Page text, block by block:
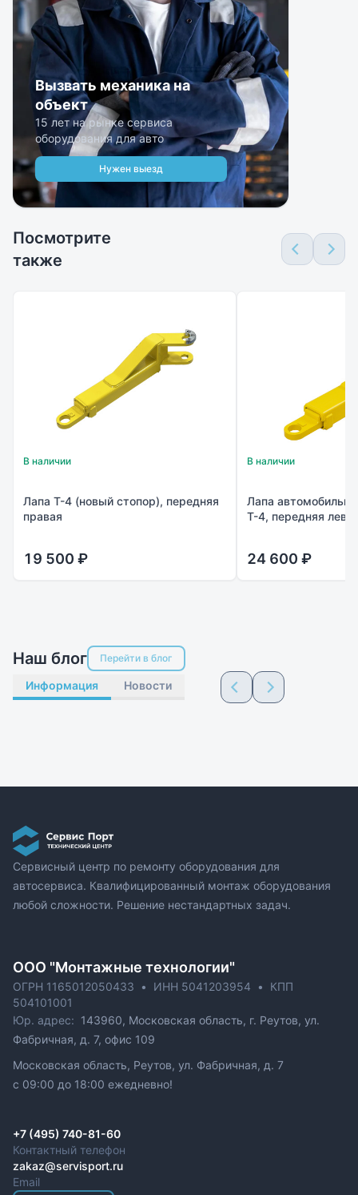
Вызвать механика на
объект
15 лет на рынке сервиса
оборудования для авто
Нужен выезд
Посмотрите
также
В наличии
Лапа Т-4 (новый стопор), передняя
правая
19 500 ₽
В наличии
Лапа
Т-4, передняя
24 600 ₽
Наш блог Перейти в блог
Информация Новости
Сервисный центр по ремонту оборудования для
автосервиса. Квалифицированный монтаж оборудования
любой сложности. Решение нестандартных задач.
ОOO "Монтажные технологии"
ОГРН 1165012050433 • ИНН 5041203954 •
КПП
504101001
Юр. адрес: 143960, Московская область, г. Реутов, ул.
Фабричная, д. 7, офис 109
Московская область, Реутов, ул. Фабричная, д. 7
c 09:00 до 18:00 ежедневно!
+7 (495) 740-81-60
Контактный телефон
zakaz@servisport.ru
Email